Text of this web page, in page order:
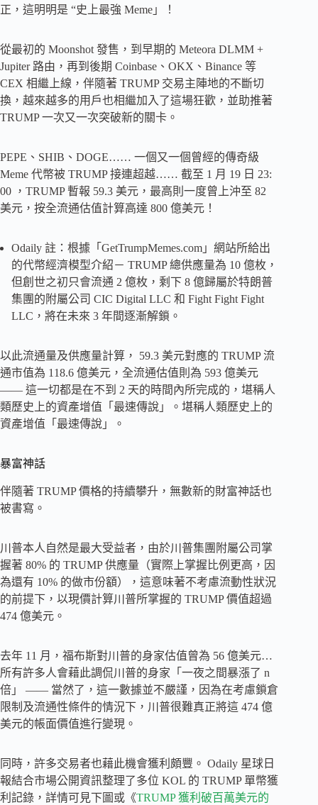
正，這明明是 “史上最強 Meme」！
從最初的 Moonshot 發售，到早期的 Meteora DLMM +
Jupiter 路由，再到後期 Coinbase、OKX、Binance 等
CEX 相繼上線，伴隨著 TRUMP 交易主陣地的不斷切
換，越來越多的用戶也相繼加入了這場狂歡，並助推著
TRUMP 一次又一次突破新的關卡。
PEPE、SHIB、DOGE…… 一個又一個曾經的傳奇級
Meme 代幣被 TRUMP 接連超越…… 截至 1 月 19 日 23:
00 ，TRUMP 暫報 59.3 美元，最高則一度曾上沖至 82
美元，按全流通估值計算高達 800 億美元！
Odaily 註：根據「GetTrumpMemes.com」網站所給出
的代幣經濟模型介紹－ TRUMP 總供應量為 10 億枚，
但創世之初只會流通 2 億枚，剩下 8 億歸屬於特朗普
集團的附屬公司 CIC Digital LLC 和 Fight Fight Fight
LLC，將在未來 3 年間逐漸解鎖。
以此流通量及供應量計算， 59.3 美元對應的 TRUMP 流
通市值為 118.6 億美元，全流通估值則為 593 億美元
—— 這一切都是在不到 2 天的時間內所完成的，堪稱人
類歷史上的資產增值「最速傳說」。堪稱人類歷史上的
資產增值「最速傳說」。
暴富神話
伴隨著 TRUMP 價格的持續攀升，無數新的財富神話也
被書寫。
川普本人自然是最大受益者，由於川普集團附屬公司掌
握著 80% 的 TRUMP 供應量（實際上掌握比例更高，因
為還有 10% 的做市份額），這意味著不考慮流動性狀況
的前提下，以現價計算川普所掌握的 TRUMP 價值超過
474 億美元。
去年 11 月，福布斯對川普的身家估值曾為 56 億美元…
所有許多人會藉此調侃川普的身家「一夜之間暴漲了 n
倍」 —— 當然了，這一數據並不嚴謹，因為在考慮鎖倉
限制及流通性條件的情況下，川普很難真正將這 474 億
美元的帳面價值進行變現。
同時，許多交易者也藉此機會獲利頗豐。 Odaily 星球日
報結合市場公開資訊整理了多位 KOL 的 TRUMP 單幣獲
利記錄，詳情可見下圖或《TRUMP 獲利破百萬美元的